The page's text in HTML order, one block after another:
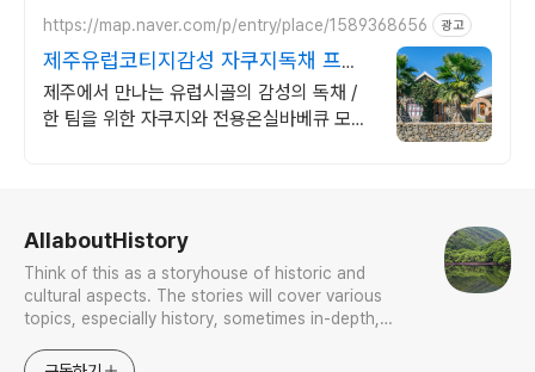
https://map.naver.com/p/entry/place/1589368656 광고
제주유럽코티지감성 자쿠지독채 프라
이빗 제주여행, 유럽감성
제주에서 만나는 유럽시골의 감성의 독채 /
한 팀을 위한 자쿠지와 전용온실바베큐 모두
AllaboutHistory
Think of this as a storyhouse of historic and
cultural aspects. The stories will cover various
topics, especially history, sometimes in-depth,
approach will be to resist any common sense or